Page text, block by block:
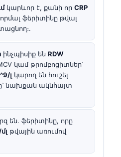
կարևոր է, քանի որ CRP
ֆերիտինը թվալ
ինչպիսիք են RDW
կամ թրոմբոցիտներ՝
լ կարող են հուշել
նախքան ակնհայտ
են. ֆերիտինը, որը
թվային առումով